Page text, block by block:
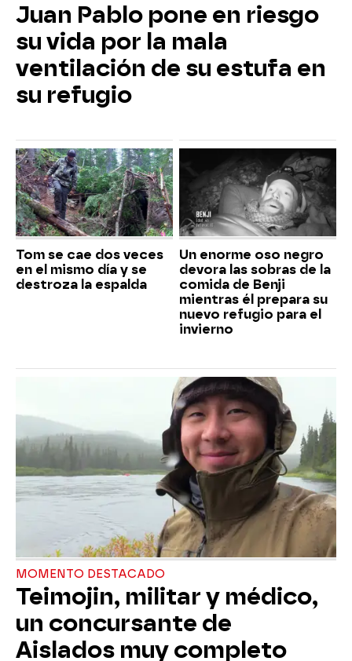
Juan Pablo pone en riesgo
su vida por la mala
ventilación de su estufa en
su refugio
Tom se cae dos veces
en el mismo día y se
destroza la espalda
Un enorme oso negro
devora las sobras de la
comida de Benji
mientras él prepara su
nuevo refugio para el
invierno
MOMENTO DESTACADO
Teimojin, militar y médico,
un concursante de
Aislados muy completo